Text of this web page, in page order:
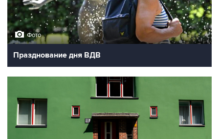
Фото
Празднование дня ВДВ